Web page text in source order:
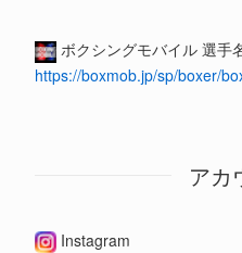
ボクシングモバイル 選手
https://boxmob.jp/sp/boxer/
アカ
Instagram